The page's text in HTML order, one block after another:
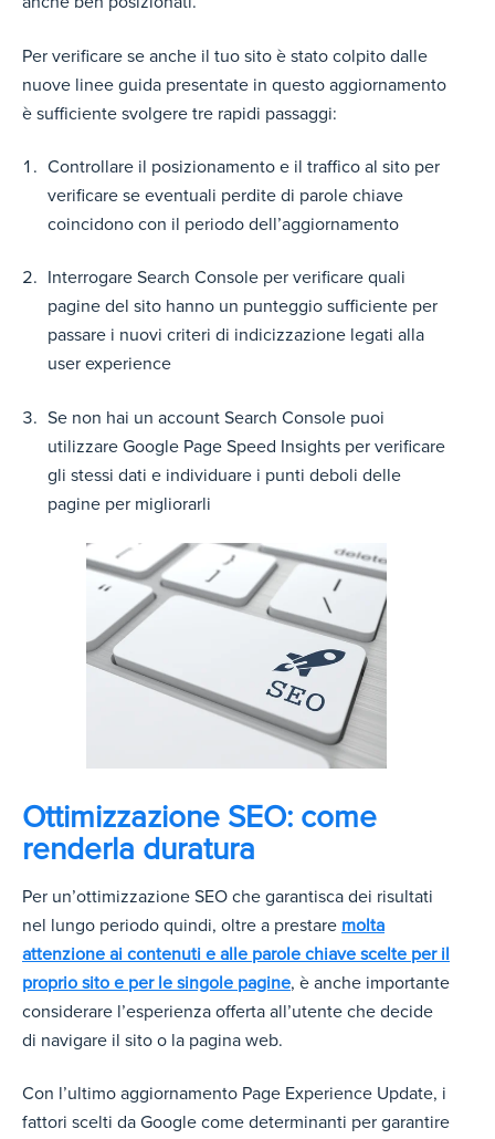
Per verificare se anche il tuo sito è stato colpito dalle
nuove linee guida presentate in questo aggiornamento
è sufficiente svolgere tre rapidi passaggi:
Controllare il posizionamento e il traffico al sito per
verificare se eventuali perdite di parole chiave
coincidono con il periodo dell’aggiornamento
Interrogare Search Console per verificare quali
pagine del sito hanno un punteggio sufficiente per
passare i nuovi criteri di indicizzazione legati alla
user experience
Se non hai un account Search Console puoi
utilizzare Google Page Speed Insights per verificare
gli stessi dati e individuare i punti deboli delle
pagine per migliorarli
Ottimizzazione SEO: come
renderla duratura
Per un’ottimizzazione SEO che garantisca dei risultati
nel lungo periodo quindi, oltre a prestare molta
attenzione ai contenuti e alle parole chiave scelte per il
proprio sito e per le singole pagine, è anche importante
considerare l’esperienza offerta all’utente che decide
di navigare il sito o la pagina web.
Con l’ultimo aggiornamento Page Experience Update, i
fattori scelti da Google come determinanti per garantire